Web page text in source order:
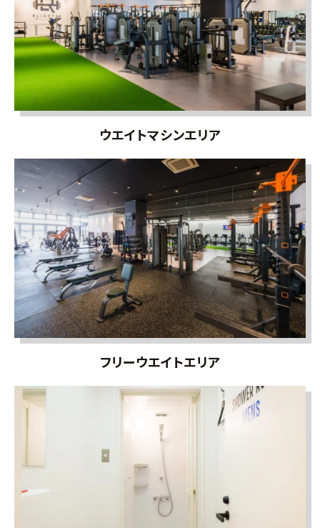
ウエイトマシンエリア
フリーウエイトエリア